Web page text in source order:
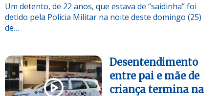
Um detento, de 22 anos, que estava de “saidinha” foi
detido pela Polícia Militar na noite deste domingo (25)
de…
Desentendimento
entre pai e mãe de
criança termina na